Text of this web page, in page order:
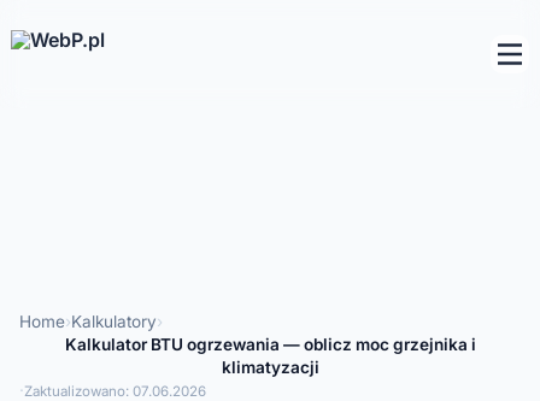
Home›Kalkulatory›
Kalkulator BTU ogrzewania — oblicz moc grzejnika i
klimatyzacji
·Zaktualizowano: 07.06.2026